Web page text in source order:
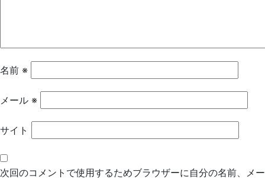
ン
名前 ※
メール ※
サイト
次回のコメントで使用するためブラウザーに自分の名前、メー